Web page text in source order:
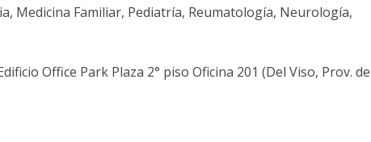
Medicina Familiar, Pediatría, Reumatología, Neurología,
Office Park Plaza 2° piso Oficina 201 (Del Viso, Prov. de